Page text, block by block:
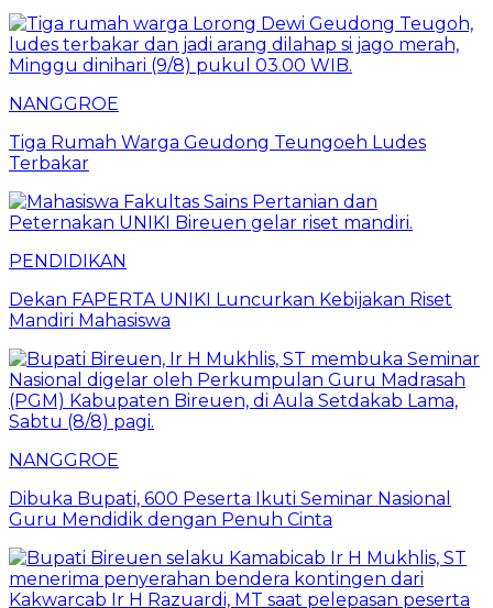
NANGGROE
Tiga Rumah Warga Geudong Teungoeh Ludes
Terbakar
PENDIDIKAN
Dekan FAPERTA UNIKI Luncurkan Kebijakan Riset
Mandiri Mahasiswa
NANGGROE
Dibuka Bupati, 600 Peserta Ikuti Seminar Nasional
Guru Mendidik dengan Penuh Cinta